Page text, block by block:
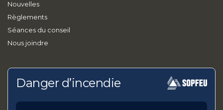
Nouvelles
Règlements
Séances du conseil
Nous joindre
Danger d’incendie